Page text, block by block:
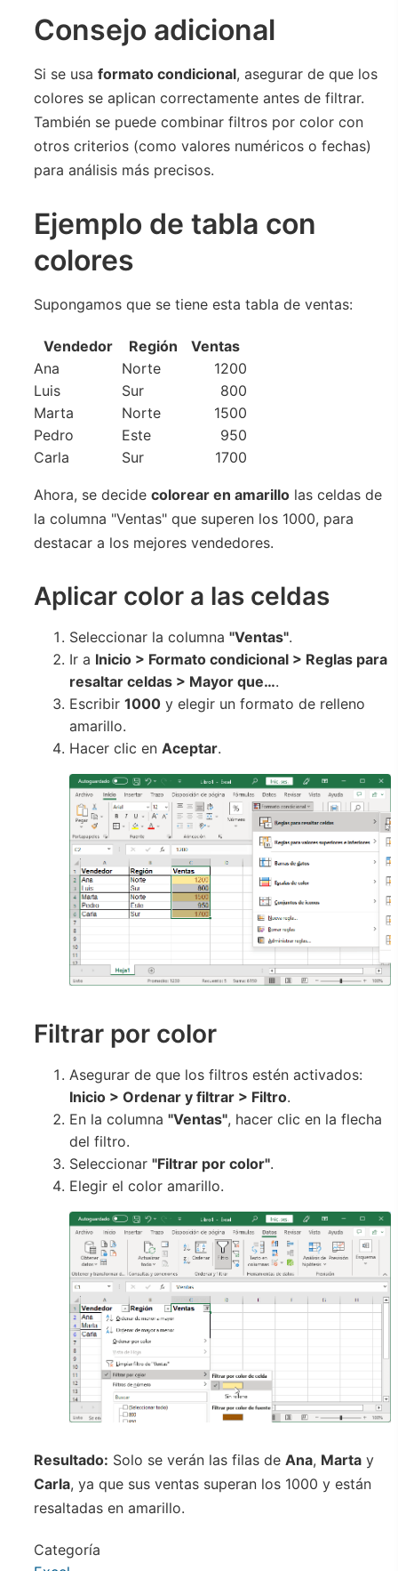
Consejo adicional
Si se usa formato condicional, asegurar de que los
colores se aplican correctamente antes de filtrar.
También se puede combinar filtros por color con
otros criterios (como valores numéricos o fechas)
para análisis más precisos.
Ejemplo de tabla con
colores
Supongamos que se tiene esta tabla de ventas:
Vendedor Región
Ventas
Ana
Norte
1200
Luis
Sur
800
Marta
Norte
1500
Pedro
Este
950
Carla
Sur 1700
Ahora, se decide colorear en amarillo las celdas de
la columna "Ventas" que superen los 1000, para
destacar a los mejores vendedores.
Aplicar color a las celdas
Seleccionar la columna "Ventas".
Ir a Inicio > Formato condicional > Reglas para
resaltar celdas > Mayor que….
Escribir 1000 y elegir un formato de relleno
amarillo.
Hacer clic en Aceptar.
Filtrar por color
Asegurar de que los filtros estén activados:
Inicio > Ordenar y filtrar > Filtro.
En la columna "Ventas", hacer clic en la flecha
del filtro.
Seleccionar "Filtrar por color".
Elegir el color amarillo.
Resultado: Solo se verán las filas de Ana, Marta y
Carla, ya que sus ventas superan los 1000 y están
resaltadas en amarillo.
Categoría